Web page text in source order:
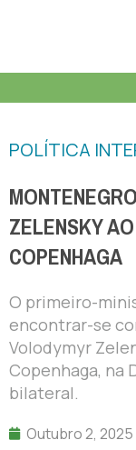
POLÍTICA
ZELENSKY
COPENHAGA
O primeiro-
encontrar-se
Volodymyr
Copenhaga, na
bilateral.
Outubro 2, 2025